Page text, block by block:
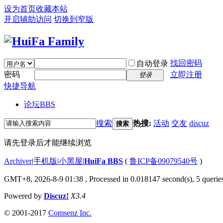
设为首页收藏本站
开启辅助访问 切换到窄版
自动登录 找回密码
密码
登录
立即注册
快捷导航
论坛BBS
搜索 搜索 热搜: 活动 交友 discuz
请先登录后才能继续浏览
Archiver|手机版|小黑屋|HuiFa BBS ( 鲁ICP备09079540号 )
GMT+8, 2026-8-9 01:38 , Processed in 0.018147 second(s), 5
Powered by Discuz! X3.4
© 2001-2017 Comsenz Inc.